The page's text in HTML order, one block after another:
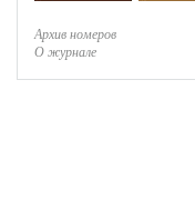
Архив номеров
О журнале